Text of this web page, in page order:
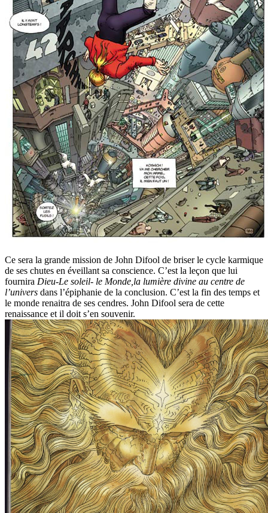
Ce sera la grande mission de John Difool de briser le cycle karmique
de ses chutes en éveillant sa conscience. C’est la leçon que lui
fournira Dieu-Le soleil- le Monde,la lumière divine au centre de
l’univers dans l’épiphanie de la conclusion. C’est la fin des temps et
le monde renaitra de ses cendres. John Difool sera de cette
renaissance et il doit s’en souvenir.